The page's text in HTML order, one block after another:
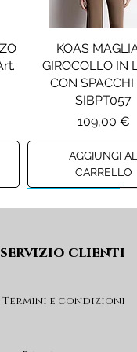
KOAS
GIROCOLLO IN
CON SPACCHI
SIBPT057
Prezzo
109,00 €
AGGIUNGI AL
CARRELLO
servizio clienti
Termini e condizioni